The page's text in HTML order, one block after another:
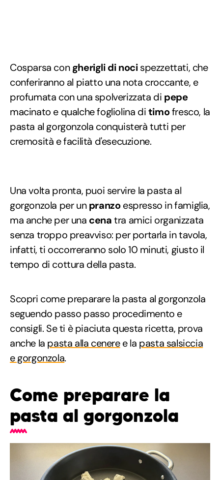
Cosparsa congherigli di nocispezzettati, che
conferiranno al piatto una nota croccante, e
profumata con una spolverizzata di pepe
macinato e qualche fogliolina ditimofresco, la
pasta al gorgonzola conquisterà tutti per
cremosità e facilità d'esecuzione.
Una volta pronta, puoi servire la pasta al
gorgonzola per unpranzoespresso in famiglia,
ma anche per una cenatra amici organizzata
senza troppo preavviso: per portarla in tavola,
infatti, ti occorreranno solo 10 minuti, giusto il
tempo di cottura della pasta.
Scopri come preparare la pasta al gorgonzola
seguendo passo passo procedimento e
consigli. Se ti è piaciuta questa ricetta, prova
anche la pasta alla ceneree la pasta salsiccia
e gorgonzola.
Come preparare la
pasta al gorgonzola